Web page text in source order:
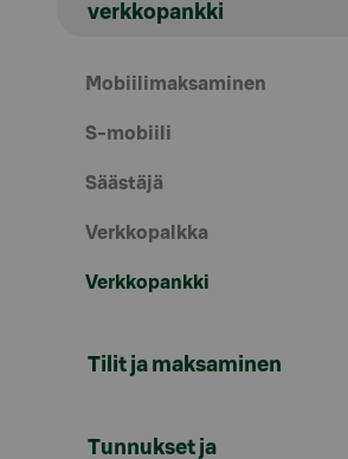
verkkopankki
Mobiilimaksaminen
S-mobiili
Säästäjä
Verkkopalkka
Verkkopankki
Tilit ja maksaminen
Tunnukset ja